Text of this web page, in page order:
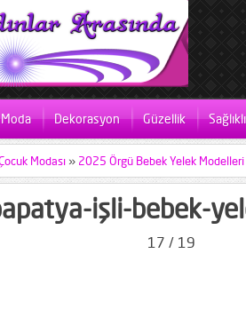
Moda Dekorasyon Güzellik
Modası » 2025 Örgü Bebek Yelek Modelleri
işli-bebek-
17 / 19